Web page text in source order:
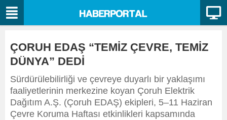
ÇORUH EDAŞ “TEMİZ ÇEVRE, TEMİZ
DÜNYA” DEDİ
Sürdürülebilirliği ve çevreye duyarlı bir yaklaşımı
faaliyetlerinin merkezine koyan Çoruh Elektrik
Dağıtım A.Ş. (Çoruh EDAŞ) ekipleri, 5–11 Haziran
Çevre Koruma Haftası etkinlikleri kapsamında